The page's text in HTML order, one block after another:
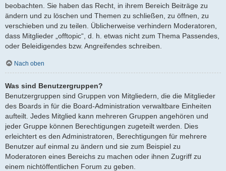
beobachten. Sie haben das Recht, in ihrem Bereich Beiträge zu
ändern und zu löschen und Themen zu schließen, zu öffnen, zu
verschieben und zu teilen. Üblicherweise verhindern Moderatoren,
dass Mitglieder „offtopic“, d. h. etwas nicht zum Thema Passendes,
oder Beleidigendes bzw. Angreifendes schreiben.
Nach oben
Was sind Benutzergruppen?
Benutzergruppen sind Gruppen von Mitgliedern, die die Mitglieder
des Boards in für die Board-Administration verwaltbare Einheiten
aufteilt. Jedes Mitglied kann mehreren Gruppen angehören und
jeder Gruppe können Berechtigungen zugeteilt werden. Dies
erleichtert es den Administratoren, Berechtigungen für mehrere
Benutzer auf einmal zu ändern und sie zum Beispiel zu
Moderatoren eines Bereichs zu machen oder ihnen Zugriff zu
einem nichtöffentlichen Forum zu geben.